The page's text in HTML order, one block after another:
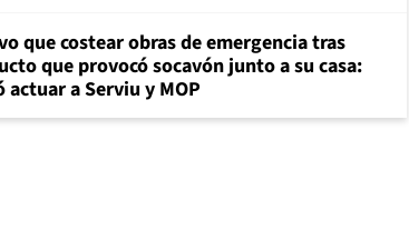
que costear obras de emergencia tras
que provocó socavón junto a su casa:
actuar a Serviu y MOP